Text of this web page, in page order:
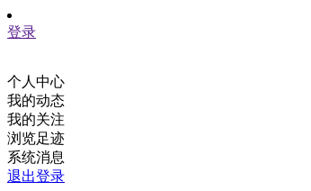
登录
个人中心
我的动态
我的关注
浏览足迹
系统消息
退出登录